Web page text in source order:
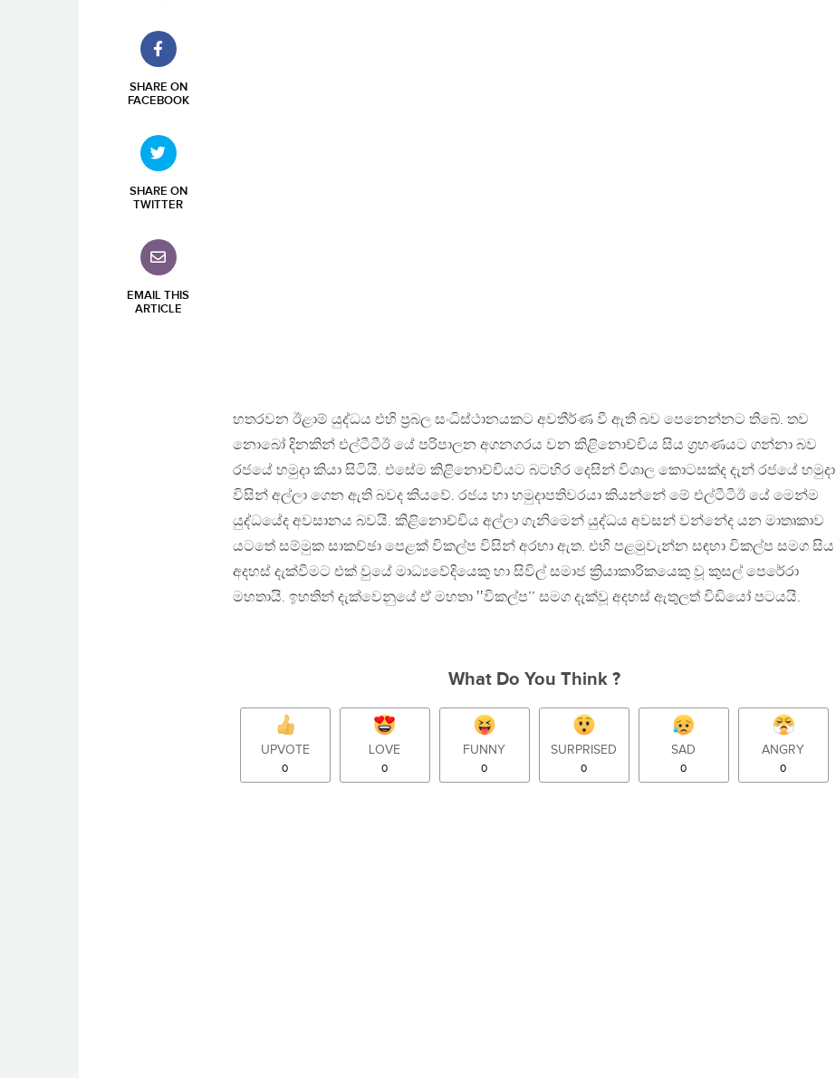
SHARE ON
FACEBOOK
SHARE ON
TWITTER
EMAIL THIS
ARTICLE
හතරවන ඊළාම් යුද්ධය එහි ප්‍රබල සංධිස්ථානයකට අවතීර්ණ වී ඇති බව පෙනෙන්නට තිබේ. තව
නොබෝ දිනකින් එල්ටීටීඊ යේ පරිපාලන අගනගරය වන කිළිනොච්චිය සිය ග්‍රහණයට ගන්නා බව
රජයේ හමුදා කියා සිටියි. එසේම කිළිනොච්චියට බටහිර දෙසින් විශාල කොටසක්ද දැන් රජයේ හමුදා
විසින් අල්ලා ගෙන ඇති බවද කියවේ. රජය හා හමුදාපතිවරයා කියන්නේ මේ එල්ටීටීඊ යේ මෙන්ම
යුද්ධයේද අවසානය බවයි. කිළිනොච්චිය අල්ලා ගැනිමෙන් යුද්ධය අවසන් වන්නේද යන මාතෘකාව
යටතේ සම්මුක සාකච්ඡා පෙළක් විකල්ප විසින් අරභා ඇත. එහි පළමුවැන්න සඳහා විකල්ප සමග සිය
අදහස් දැක්වීමට එක් වුයේ මාධ්‍යවේදියෙකු හා සිවිල් සමාජ ක්‍රියාකාරිකයෙකු වූ කුසල් පෙරේරා
මහතායි. ඉහතින් දැක්වෙනුයේ ඒ මහතා ‛‛විකල්ප’’ සමග දැක්වූ අදහස් ඇතුලත් විඩියෝ පටයයි.
What Do You Think ?
UPVOTE
0
LOVE
0
FUNNY
0
SURPRISED
0
SAD
0
ANGRY
0